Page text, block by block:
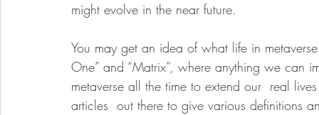
might evolve in the near future.
You may get an idea of what life in
One” and “Matrix”, where anything we
metaverse all the time to extend our  real
articles  out there to give various definitions